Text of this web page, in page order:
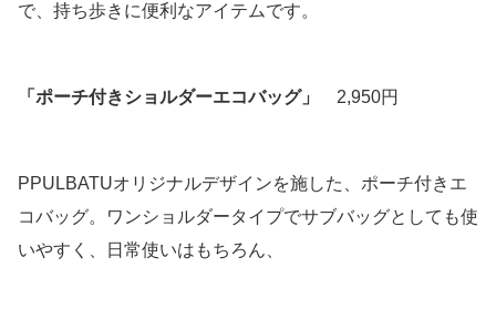
で、持ち歩きに便利なアイテムです。
「ポーチ付きショルダーエコバッグ」 2,950円
PPULBATUオリジナルデザインを施した、ポーチ付きエ
コバッグ。ワンショルダータイプでサブバッグとしても使
いやすく、日常使いはもちろん、